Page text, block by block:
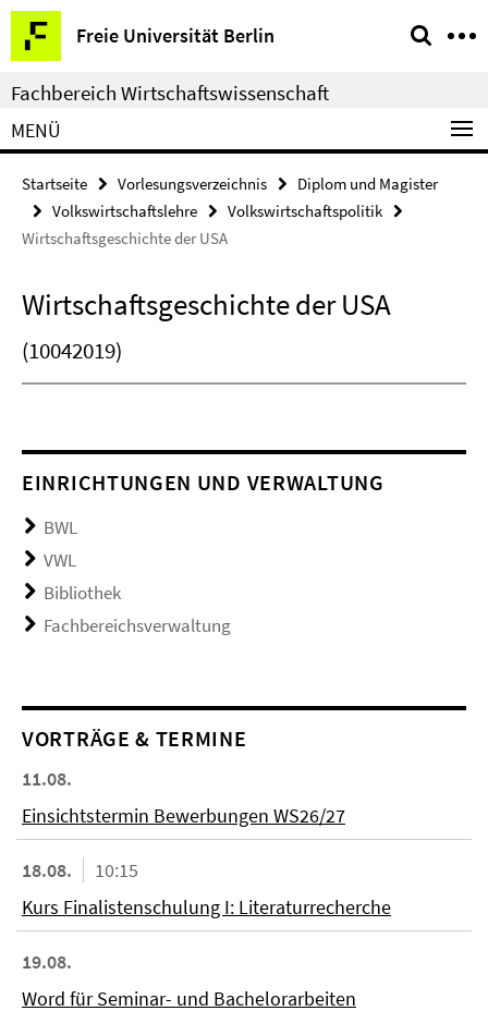
Springe
direkt
zu
Inhalt
Freie Universität Berlin
Service-
Navigation
Fachbereich Wirtschaftswissenschaft
MENÜ
Startseite Vorlesungsverzeichnis
Diplom und Magister
Volkswirtschaftslehre
Volkswirtschaftspolitik
Wirtschaftsgeschichte der USA
Wirtschaftsgeschichte der USA
(10042019)
EINRICHTUNGEN UND VERWALTUNG
BWL
VWL
Bibliothek
Fachbereichsverwaltung
VORTRÄGE & TERMINE
11.08.
Einsichtstermin Bewerbungen WS26/27
18.08.
10:15
Kurs Finalistenschulung I: Literaturrecherche
19.08.
Word für Seminar- und Bachelorarbeiten